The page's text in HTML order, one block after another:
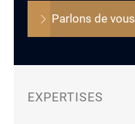
Parlons de vous
EXPERTISES